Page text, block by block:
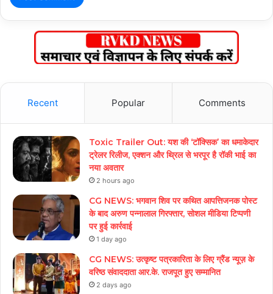
Recent Popular Comments
Toxic Trailer Out: यश की ‘टॉक्सिक’ का धमाकेदार
ट्रेलर रिलीज, एक्शन और थ्रिल से भरपूर है रॉकी भाई का
नया अवतार
2 hours ago
CG NEWS: भगवान शिव पर कथित आपत्तिजनक पोस्ट
के बाद अरुण पन्नालाल गिरफ्तार, सोशल मीडिया टिप्पणी
पर हुई कार्रवाई
1 day ago
CG NEWS: उत्कृष्ट पत्रकारिता के लिए ग्रैंड न्यूज़ के
वरिष्ठ संवाददाता आर.के. राजपूत हुए सम्मानित
2 days ago